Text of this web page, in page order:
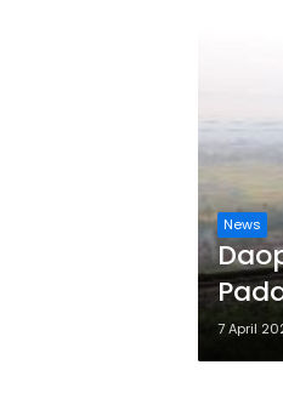
News
7 April